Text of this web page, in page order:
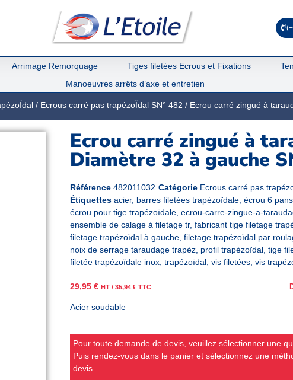
Arrimage Remorquage Tiges filetées Ecrous et Fixations
Manoeuvres arrêts d’axe et entretien
/ Ecrous carré pas trapézoÏdal SN° 482 / Ecrou carré zingué à
Ecrou carré zingué à
Diamètre 32 à gauche
Référence 482011032 Catégorie Ecrous carré pas
Étiquettes acier, barres filetées trapézoïdale écrou 6
écrou pour tige trapézoïdale ecrou-carre-zingue-a-
ensemble de calage à filetage tr, fabricant tige filetage
filetage trapézoïdal à gauche filetage trapézoïdal par
noix de serrage taraudage trapéz profil trapézoïdal tige
filetée trapézoïdale inox trapézoïdal vis filetées vis
29,95 € HT / 35,94 € TTC
Acier soudable
Pour toute demande de devis, veuillez sélectionner une
Puis rendez-vous dans le panier et sélectionnez une
devis.